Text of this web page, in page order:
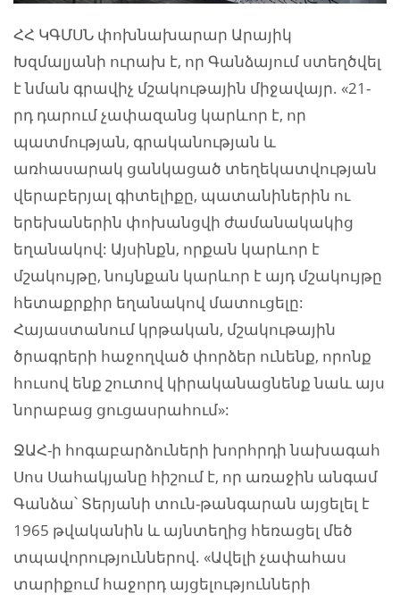
ՀՀ ԿԳՄՍՆ փոխնախարար Արայիկ
Խզմալյանի ուրախ է, որ Գանձայում ստեղծվել
է նման գրավիչ մշակութային միջավայր. «21-
րդ դարում չափազանց կարևոր է, որ
պատմության, գրականության և
առհասարակ ցանկացած տեղեկատվության
վերաբերյալ գիտելիքը, պատանիներին ու
երեխաներին փոխանցվի ժամանակակից
եղանակով: Այսինքն, որքան կարևոր է
մշակույթը, նույնքան կարևոր է այդ մշակույթը
հետաքրքիր եղանակով մատուցելը:
Հայաստանում կրթական, մշակութային
ծրագրերի հաջողված փորձեր ունենք, որոնք
հուսով ենք շուտով կիրականացնենք նաև այս
նորաբաց ցուցասրահում»:
ՋԱՀ-ի հոգաբարձուների խորհրդի նախագահ
Սոս Սահակյանը հիշում է, որ առաջին անգամ
Գանձա՝ Տերյանի տուն-թանգարան այցելել է
1965 թվականին և այնտեղից հեռացել մեծ
տպավորություններով. «Ավելի չափահաս
տարիքում հաջորդ այցելությունների